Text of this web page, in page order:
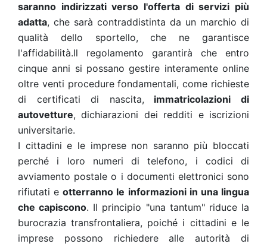
saranno indirizzati verso l'offerta di servizi più
adatta, che sarà contraddistinta da un marchio di
qualità dello sportello, che ne garantisce
l'affidabilità.Il regolamento garantirà che entro
cinque anni si possano gestire interamente online
oltre venti procedure fondamentali, come richieste
di certificati di nascita, immatricolazioni di
autovetture, dichiarazioni dei redditi e iscrizioni
universitarie.
I cittadini e le imprese non saranno più bloccati
perché i loro numeri di telefono, i codici di
avviamento postale o i documenti elettronici sono
rifiutati eotterranno le informazioni in una lingua
che capiscono. Il principio "una tantum" riduce la
burocrazia transfrontaliera, poiché i cittadini e le
imprese possono richiedere alle autorità di